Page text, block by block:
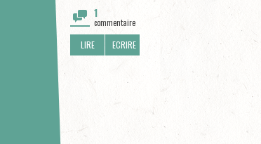
1
commentaire
LIRE ECRIRE